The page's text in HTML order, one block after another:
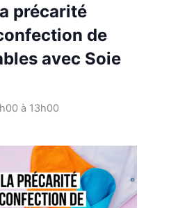
précarité
de
avec Soie
à 13h00